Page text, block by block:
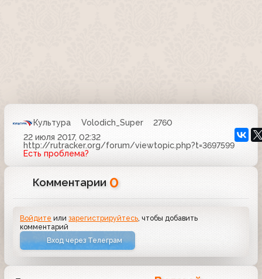
Культура Volodich_Super
2760
22 июля 2017, 02:32
http://rutracker.org/forum/viewtopic.php?t=3697599
Есть проблема?
Комментарии 0
Войдите илизарегистрируйтесь , чтобы добавить
комментарий
Вход через Телеграм